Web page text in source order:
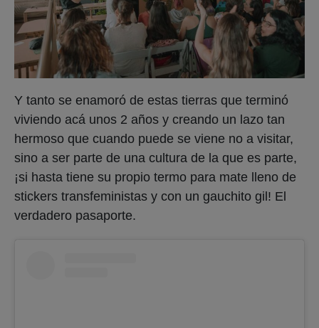
Y tanto se enamoró de estas tierras que terminó
viviendo acá unos 2 años y creando un lazo tan
hermoso que cuando puede se viene no a visitar,
sino a ser parte de una cultura de la que es parte,
¡si hasta tiene su propio termo para mate lleno de
stickers transfeministas y con un gauchito gil! El
verdadero pasaporte.